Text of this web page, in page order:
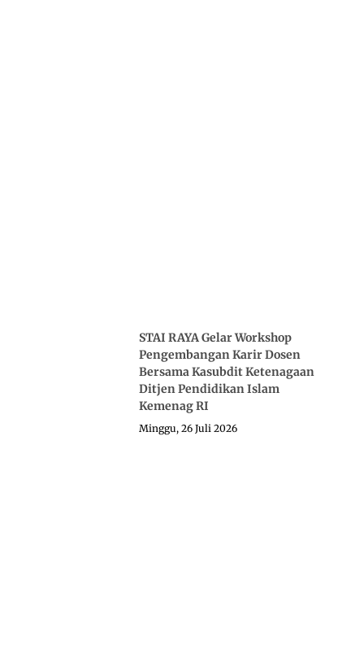
STAI RAYA Gelar Workshop
Pengembangan Karir Dosen
Bersama Kasubdit Ketenagaan
Ditjen Pendidikan Islam
Kemenag RI
Minggu, 26 Juli 2026